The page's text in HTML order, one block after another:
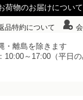
荷物のお届けについて
品特約について
・離島を除きます
10:00～17:00（平日の